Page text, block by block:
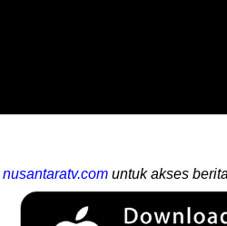
nusantaratv.com untuk akses